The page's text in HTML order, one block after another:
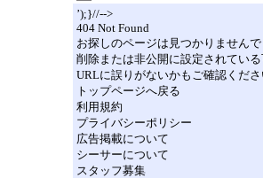
’);}//-->
404 Not Found
お探しのページは見つかりませんで
削除または非公開に設定されている
URLに誤りがないかもご確認くださ
トップページへ戻る
利用規約
プライバシーポリシー
広告掲載について
シーサーについて
スタッフ募集